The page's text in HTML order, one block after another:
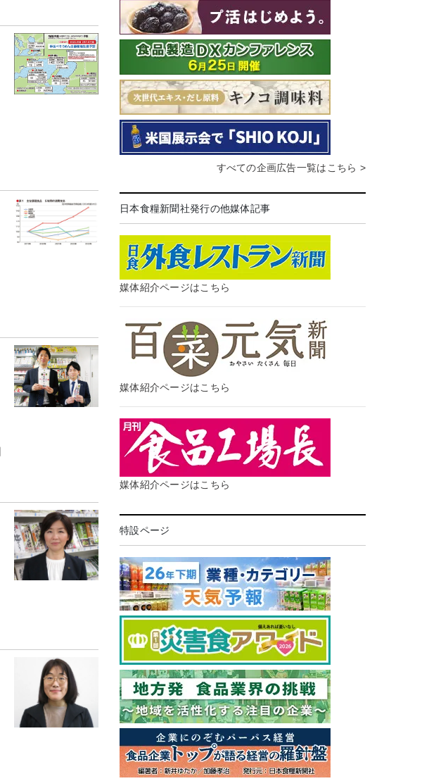
すべての企画広告一覧はこちら >
日本食糧新聞社発行の他媒体記事
媒体紹介ページはこちら
媒体紹介ページはこちら
媒体紹介ページはこちら
特設ページ